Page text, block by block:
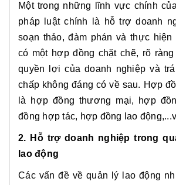
Một trong những lĩnh vực chính
pháp luật chính là hỗ trợ doanh
soạn thảo, đàm phán và thực
có một hợp đồng chặt chẽ, rõ
quyền lợi của doanh nghiệp và
chấp không đáng có về sau. Hợp
là hợp đồng thương mại, hợp
đồng hợp tác, hợp đồng lao
2. Hỗ trợ doanh nghiệp trong
lao động
Các vấn đề về quản lý lao động